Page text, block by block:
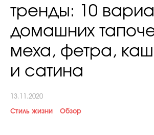
Хит недели от стилиста
тренды: 10
домашних
меха, фетра,
и сатина
13.11.2020
Стиль жизни Обзор